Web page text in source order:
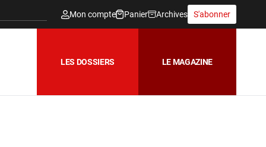
Mon compte Panier Archives S'abonner
LES DOSSIERS LE MAGAZINE